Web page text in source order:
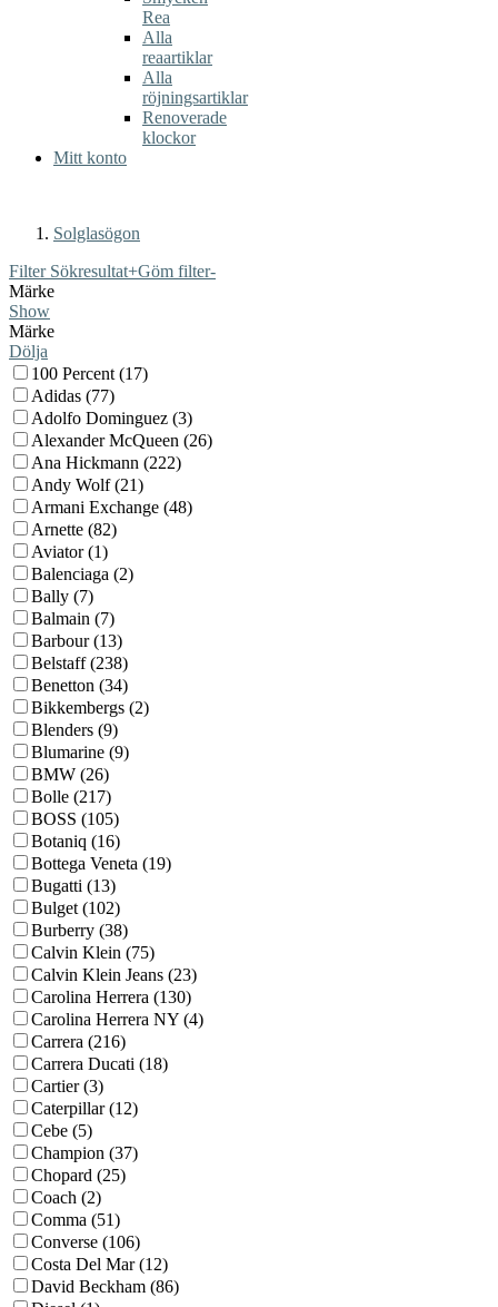
Rea
Alla
reaartiklar
Alla
röjningsartiklar
Renoverade
klockor
Mitt konto
Solglasögon
Filter Sökresultat+Göm filter-
Märke
Show
Märke
Dölja
100 Percent (17)
Adidas (77)
Adolfo Dominguez (3)
Alexander McQueen (26)
Ana Hickmann (222)
Andy Wolf (21)
Armani Exchange (48)
Arnette (82)
Aviator (1)
Balenciaga (2)
Bally (7)
Balmain (7)
Barbour (13)
Belstaff (238)
Benetton (34)
Bikkembergs (2)
Blenders (9)
Blumarine (9)
BMW (26)
Bolle (217)
BOSS (105)
Botaniq (16)
Bottega Veneta (19)
Bugatti (13)
Bulget (102)
Burberry (38)
Calvin Klein (75)
Calvin Klein Jeans (23)
Carolina Herrera (130)
Carolina Herrera NY (4)
Carrera (216)
Carrera Ducati (18)
Cartier (3)
Caterpillar (12)
Cebe (5)
Champion (37)
Chopard (25)
Coach (2)
Comma (51)
Converse (106)
Costa Del Mar (12)
David Beckham (86)